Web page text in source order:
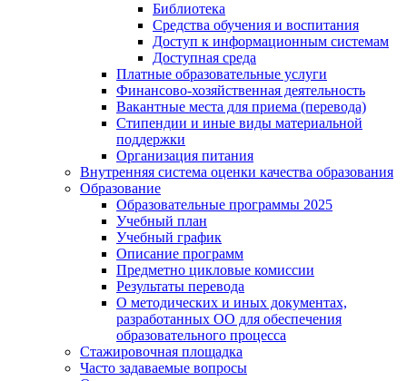
Библиотека
Средства обучения и воспитания
Доступ к информационным системам
Доступная среда
Платные образовательные услуги
Финансово-хозяйственная деятельность
Вакантные места для приема (перевода)
Стипендии и иные виды материальной
поддержки
Организация питания
Внутренняя система оценки качества образования
Образование
Образовательные программы 2025
Учебный план
Учебный график
Описание программ
Предметно цикловые комиссии
Результаты перевода
О методических и иных документах,
разработанных ОО для обеспечения
образовательного процесса
Стажировочная площадка
Часто задаваемые вопросы